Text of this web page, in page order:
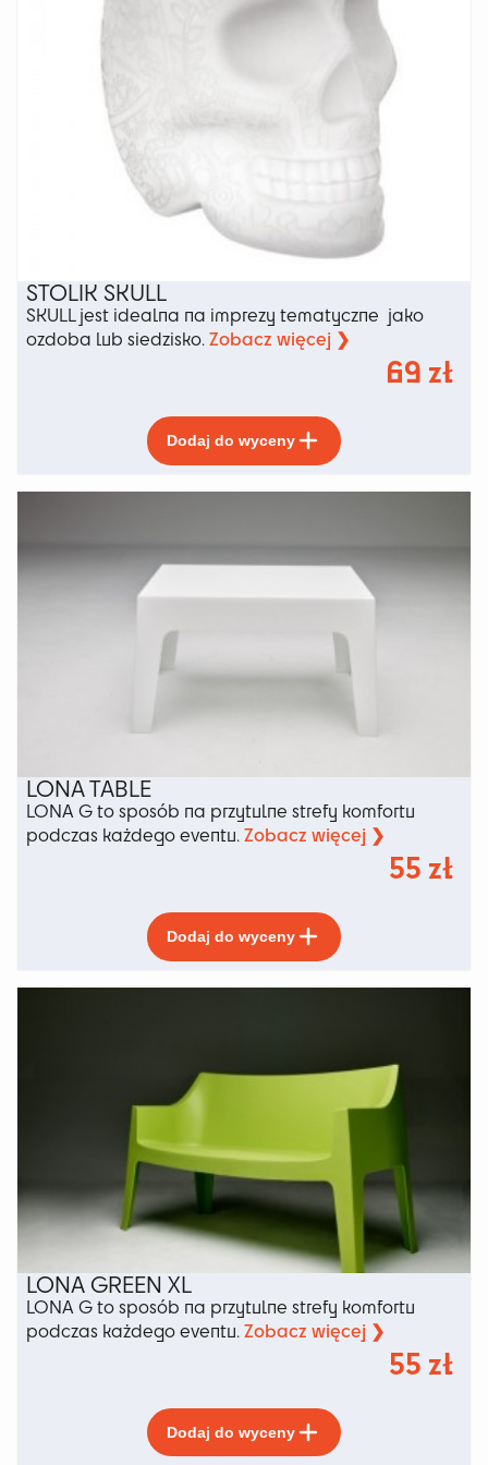
STOLIK SKULL
SKULL jest idealna na imprezy tematyczne jako
ozdoba lub siedzisko. Zobacz więcej ❯
69 zł
Dodaj do wyceny
produkt
ma
wiele
można
LONA TABLE
LONA G to sposób na przytulne strefy komfortu
podczas każdego eventu. Zobacz więcej ❯
55 zł
Dodaj do wyceny
produkt
ma
wiele
wybrać
produktu
LONA GREEN XL
LONA G to sposób na przytulne strefy komfortu
podczas każdego eventu. Zobacz więcej ❯
55 zł
Dodaj do wyceny
produkt